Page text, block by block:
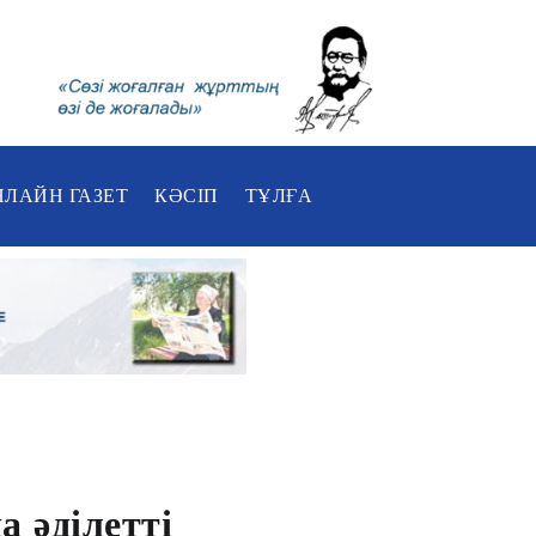
ГАЗЕТ КӘСІП ТҰЛҒА